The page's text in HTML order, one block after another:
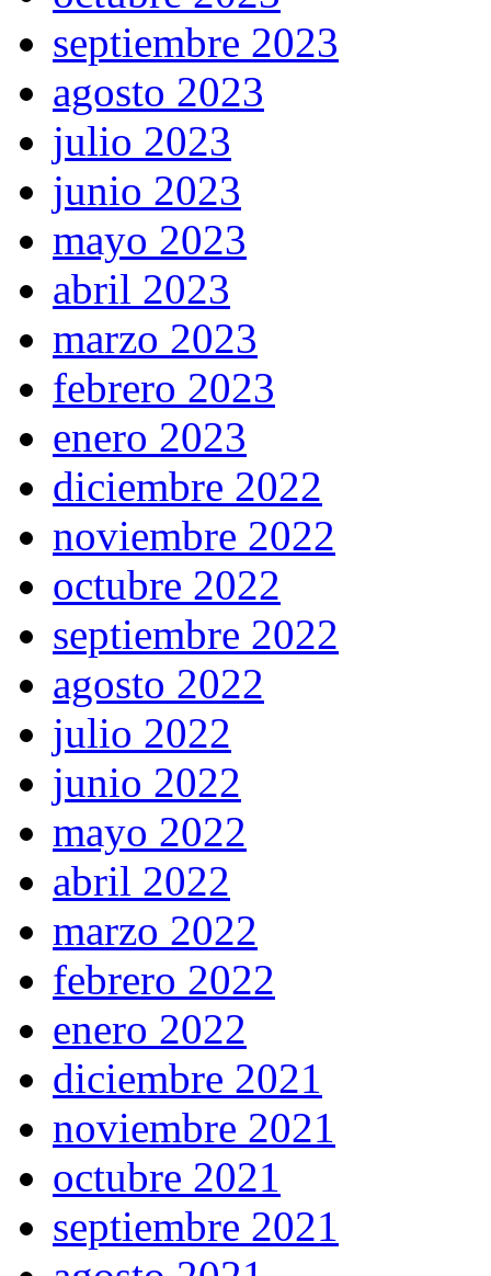
septiembre 2023
agosto 2023
julio 2023
junio 2023
mayo 2023
abril 2023
marzo 2023
febrero 2023
enero 2023
diciembre 2022
noviembre 2022
octubre 2022
septiembre 2022
agosto 2022
julio 2022
junio 2022
mayo 2022
abril 2022
marzo 2022
febrero 2022
enero 2022
diciembre 2021
noviembre 2021
octubre 2021
septiembre 2021